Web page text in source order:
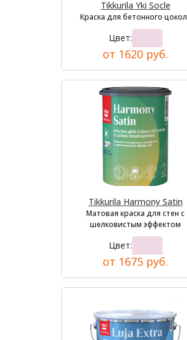
Tikkurila Yki Socle
Краска для бетонного
Цвет:
от 1620 руб.
Tikkurila Harmony Satin
Матовая краска для стен с
шелковистым эффектом
Цвет:
от 1675 руб.